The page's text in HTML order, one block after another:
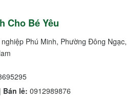
Cho Bé Yêu
Phú Minh, Phường Đông Ngạc,
Bán lẻ: 0912989876